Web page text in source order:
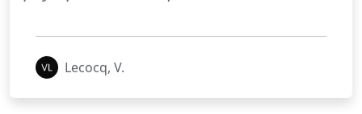
Lecocq, V.